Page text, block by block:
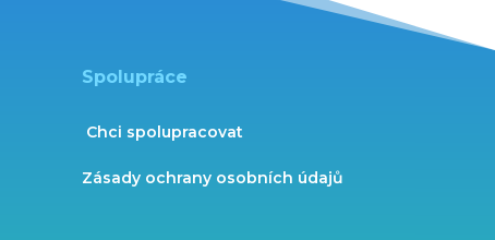
Spolupráce
Chci spolupracovat
Zásady ochrany osobních údajů